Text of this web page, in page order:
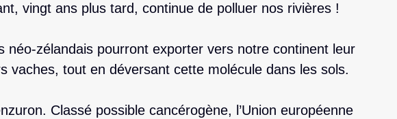
vingt ans plus tard, continue de polluer nos rivières !
néo-zélandais pourront exporter vers notre continent leur
vaches, tout en déversant cette molécule dans les sols.
Classé possible cancérogène, l’Union européenne